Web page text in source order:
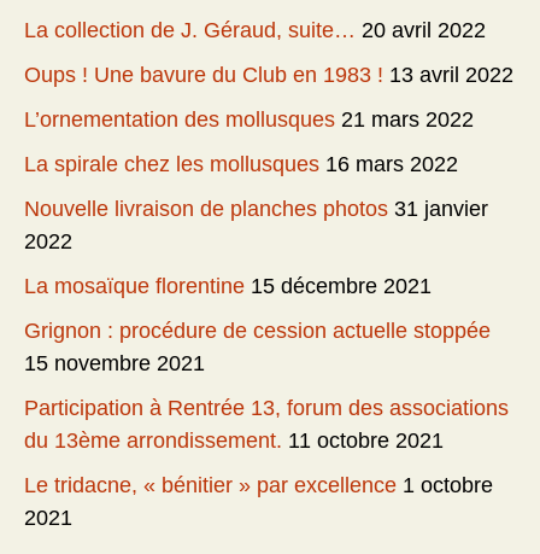
La collection de J. Géraud, suite… 20 avril 2022
Oups ! Une bavure du Club en 1983 ! 13 avril 2022
L’ornementation des mollusques 21 mars 2022
La spirale chez les mollusques 16 mars 2022
Nouvelle livraison de planches photos 31 janvier
2022
La mosaïque florentine 15 décembre 2021
Grignon : procédure de cession actuelle stoppée
15 novembre 2021
Participation à Rentrée 13, forum des associations
du 13ème arrondissement. 11 octobre 2021
Le tridacne, « bénitier » par excellence 1 octobre
2021